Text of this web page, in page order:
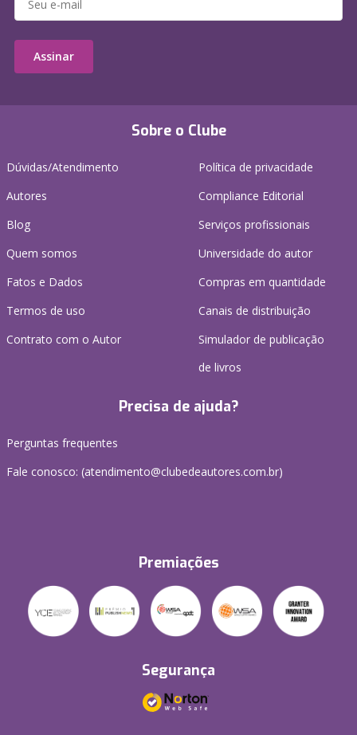
Sobre o Clube
Dúvidas/Atendimento
Autores
Blog
Quem somos
Fatos e Dados
Termos de uso
Contrato com o Autor
Política de privacidade
Compliance Editorial
Serviços profissionais
Universidade do autor
Compras em quantidade
Canais de distribuição
Simulador de publicação
de livros
Precisa de ajuda?
Perguntas frequentes
Fale conosco: (atendimento@clubedeautores.com.br)
Premiações
Segurança
Assinar